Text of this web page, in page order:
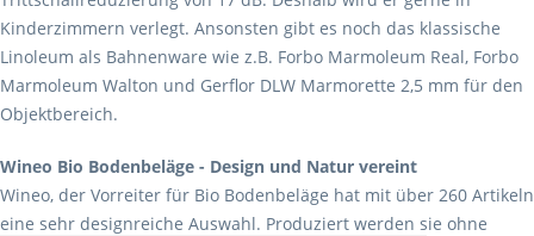
Kinderzimmern verlegt. Ansonsten gibt es noch das klassische
Linoleum als Bahnenware wie z.B. Forbo Marmoleum Real, Forbo
Marmoleum Walton und Gerflor DLW Marmorette 2,5 mm für den
Objektbereich.
Wineo Bio Bodenbeläge - Design und Natur vereint
Wineo, der Vorreiter für Bio Bodenbeläge hat mit über 260 Artikeln
eine sehr designreiche Auswahl. Produziert werden sie ohne